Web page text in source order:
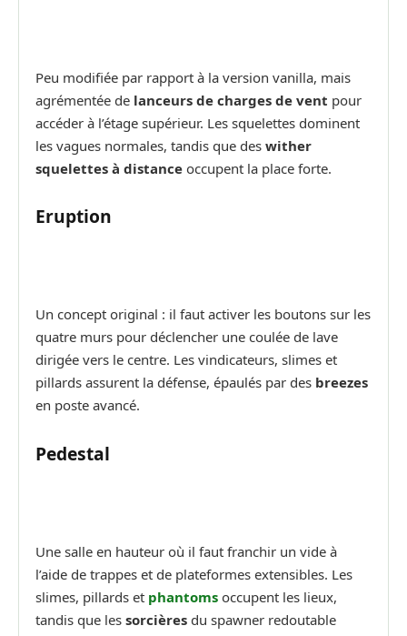
Peu modifiée par rapport à la version vanilla, mais
agrémentée de lanceurs de charges de vent pour
accéder à l’étage supérieur. Les squelettes dominent
les vagues normales, tandis que des wither
squelettes à distance occupent la place forte.
Eruption
Un concept original : il faut activer les boutons sur les
quatre murs pour déclencher une coulée de lave
dirigée vers le centre. Les vindicateurs, slimes et
pillards assurent la défense, épaulés par des breezes
en poste avancé.
Pedestal
Une salle en hauteur où il faut franchir un vide à
l’aide de trappes et de plateformes extensibles. Les
slimes, pillards et phantoms occupent les lieux,
tandis que les sorcières du spawner redoutable